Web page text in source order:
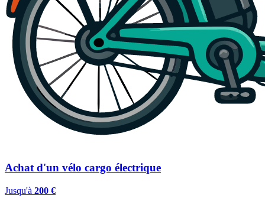
Achat d'un vélo cargo électrique
Jusqu'à 200 €